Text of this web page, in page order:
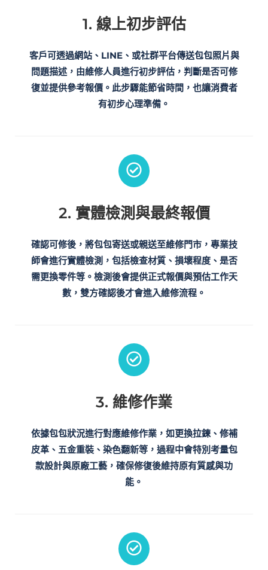
1. 線上初步評估
客戶可透過網站、LINE、或社群平台傳送包包照片與
問題描述，由維修人員進行初步評估，判斷是否可修
復並提供參考報價。此步驟能節省時間，也讓消費者
有初步心理準備。
2. 實體檢測與最終報價
確認可修後，將包包寄送或親送至維修門市，專業技
師會進行實體檢測，包括檢查材質、損壞程度、是否
需更換零件等。檢測後會提供正式報價與預估工作天
數，雙方確認後才會進入維修流程。
3. 維修作業
依據包包狀況進行對應維修作業，如更換拉鍊、修補
皮革、五金重裝、染色翻新等，過程中會特別考量包
款設計與原廠工藝，確保修復後維持原有質感與功
能。